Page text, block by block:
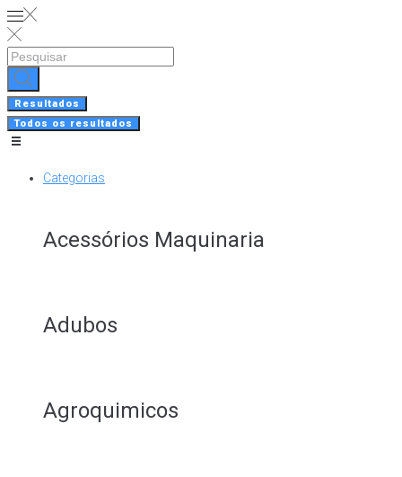
Skip
to
content
Search
Resultados
Todos os resultados
Categorias
Acessórios Maquinaria
Adubos
Agroquimicos